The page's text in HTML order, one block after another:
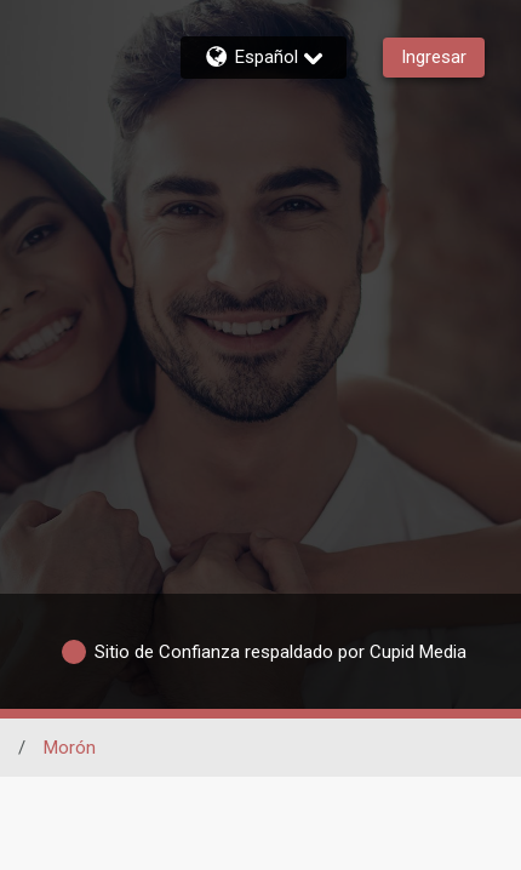
Español Ingresar
Sitio de Confianza respaldado por Cupid Media
/ Morón